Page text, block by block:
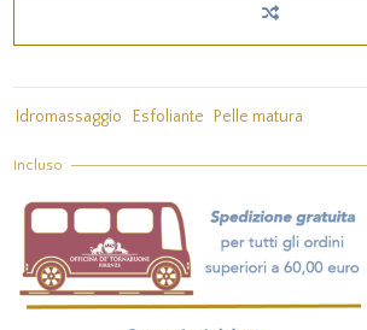
Idromassaggio Esfoliante Pelle matura
Incluso